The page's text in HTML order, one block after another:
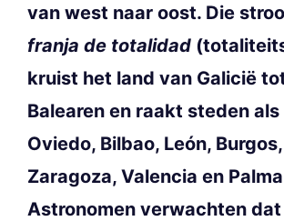
van west naar oost. Die
franja de totalidad
kruist het land van Galicië
Balearen en raakt steden als
Oviedo, Bilbao, León,
Zaragoza, Valencia en
Astronomen verwachten